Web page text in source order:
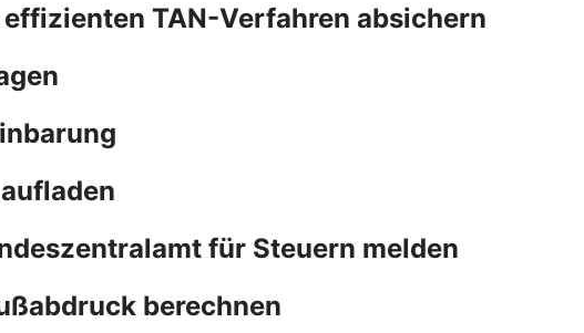
TAN-Verfahren absichern
für Steuern melden
berechnen